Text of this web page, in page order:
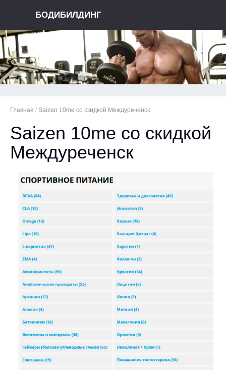
БОДИБИЛДИНГ
Главная / Saizen 10me со скидкой Междуреченск
Saizen 10me со скидкой
Междуреченск